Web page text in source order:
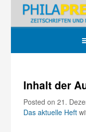
Inhalt der
Posted on 21.
Das aktuelle Heft